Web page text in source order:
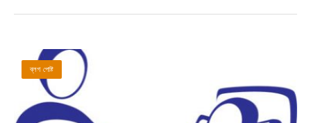
ব্লগ পোষ্ট